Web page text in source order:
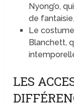
Nyong’o,
de fantaisie.
Le
Blanchett,
LES